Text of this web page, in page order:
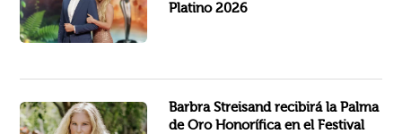
Platino 2026
Barbra Streisand recibirá la Palma
de Oro Honorífica en el Festival
Artista icónica y personificación del sueño americano en todo su esplendor original, Barbra Streisand es una estrella...